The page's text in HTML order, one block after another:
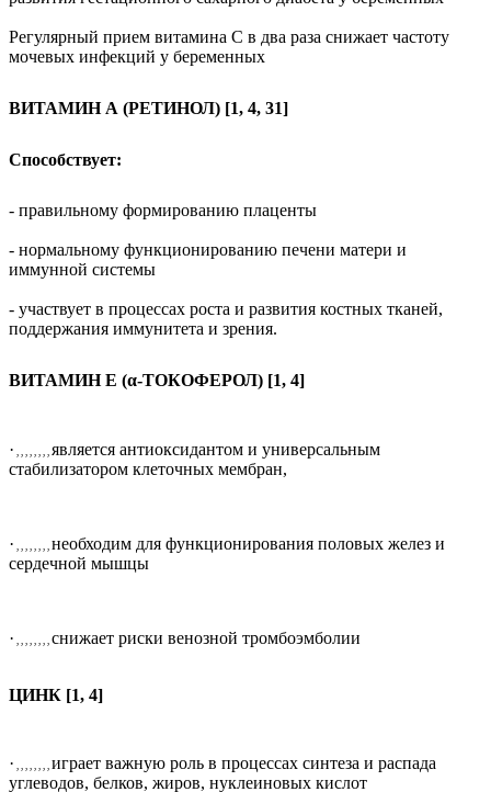
Регулярный прием витамина С в два раза снижает частоту
мочевых инфекций у беременных
ВИТАМИН А (РЕТИНОЛ) [1, 4, 31]
Способствует:
- правильному формированию плаценты
- нормальному функционированию печени матери и
иммунной системы
- участвует в процессах роста и развития костных тканей,
поддержания иммунитета и зрения.
ВИТАМИН Е (α-ТОКОФЕРОЛ) [1, 4]
·
является антиоксидантом и универсальным
стабилизатором клеточных мембран,
·
необходим для функционирования половых желез и
сердечной мышцы
· снижает риски венозной тромбоэмболии
ЦИНК [1, 4]
· , , , , , , , , играет важную роль в процессах синтеза и распада
углеводов, белков, жиров, нуклеиновых кислот